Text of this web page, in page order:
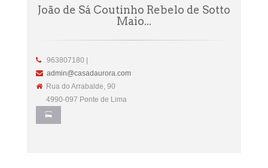
João de Sá Coutinho Rebelo de Sotto
Maio...
963807180 |
admin@casadaurora.com
Rua do Arrabalde, 90
4990-097 Ponte de Lima